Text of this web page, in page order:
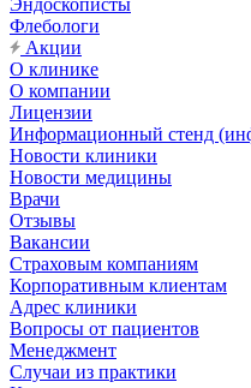
Эндоскописты
Флебологи
Акции
О клинике
О компании
Лицензии
Информационный стенд
Новости клиники
Новости медицины
Врачи
Отзывы
Вакансии
Страховым компаниям
Корпоративным клиентам
Адрес клиники
Вопросы от пациентов
Менеджмент
Случаи из практики